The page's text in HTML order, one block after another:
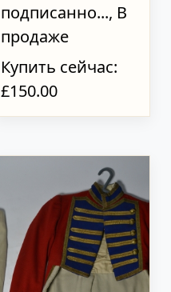
подписанно..., В
продаже
Купить сейчас:
£150.00